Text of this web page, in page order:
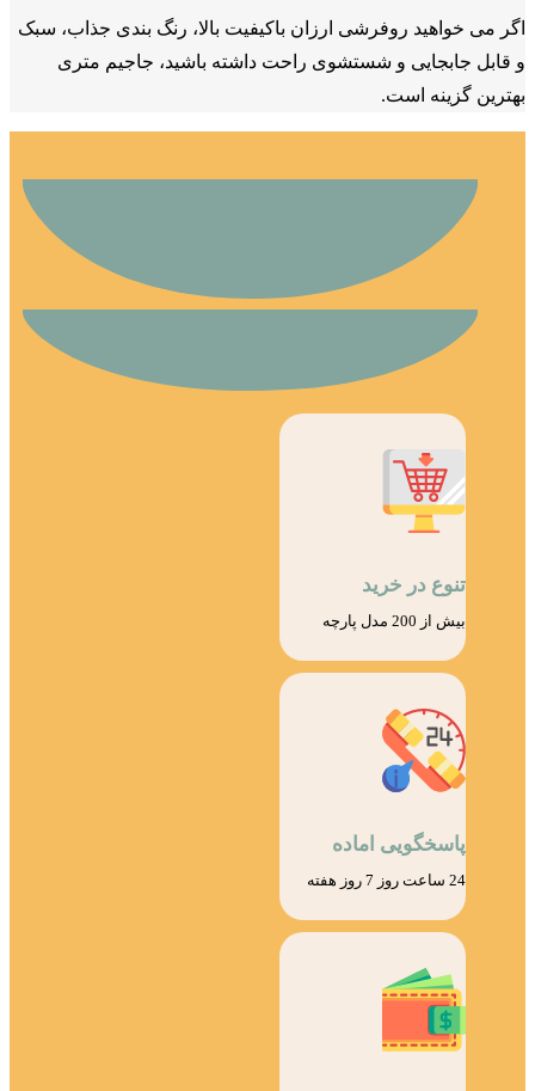
اگر می خواهید روفرشی ارزان باکیفیت بالا، رنگ بندی جذاب، سبک
و قابل جابجایی و شستشوی راحت داشته باشید، جاجیم متری
بهترین گزینه است.
تنوع در خرید
بیش از 200 مدل پارچه
پاسخگویی اماده
24 ساعت روز 7 روز هفته